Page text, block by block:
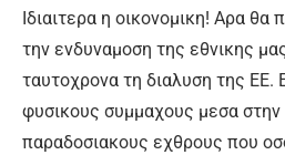
Ιδιαιτερα η οικονομικη! Αρα
την ενδυναμοση της εθνικης
ταυτοχρονα τη διαλυση της ΕΕ.
φυσικους συμμαχους μεσα
παραδοσιακους εχθρους που